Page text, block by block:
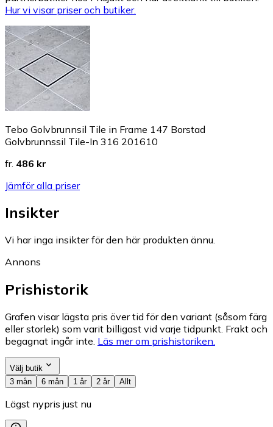
Hur vi visar priser och butiker.
Tebo Golvbrunnsil Tile in Frame 147 Borstad
Golvbrunnssil Tile-In 316 201610
fr. 486 kr
Jämför alla priser
Insikter
Vi har inga insikter för den här produkten ännu.
Annons
Prishistorik
Grafen visar lägsta pris över tid för den variant (såsom färg
eller storlek) som varit billigast vid varje tidpunkt. Frakt och
begagnat ingår inte. Läs mer om prishistoriken.
Välj butik
3 mån
6 mån 1 år 2 år Allt
Lägst nypris just nu